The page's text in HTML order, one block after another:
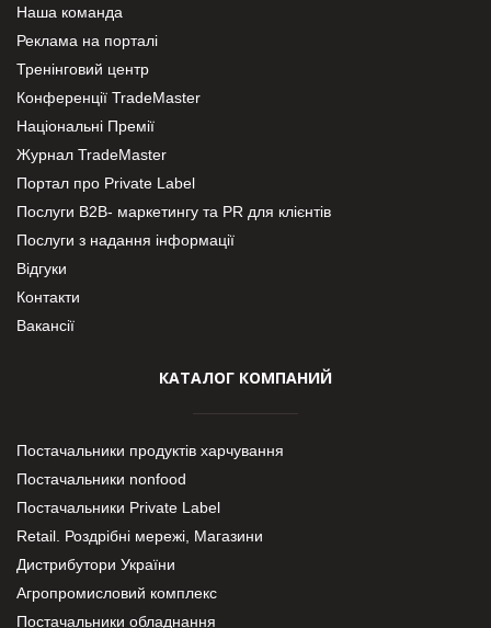
Наша команда
Реклама на порталі
Тренінговий центр
Конференції TradeMaster
Національні Премії
Журнал TradeMaster
Портал про Private Label
Послуги В2В- маркетингу та PR для клієнтів
Послуги з надання інформації
Відгуки
Контакти
Вакансії
КАТАЛОГ КОМПАНИЙ
Постачальники продуктів харчування
Постачальники nonfood
Постачальники Private Label
Retail. Роздрібні мережі, Магазини
Дистрибутори України
Агропромисловий комплекс
Постачальники обладнання